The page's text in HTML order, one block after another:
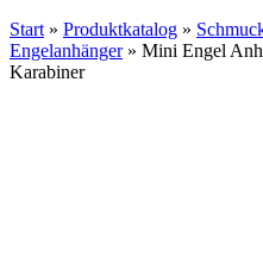
Start » Produktkatalog »
Engelanhänger» Mini Engel
Karabiner